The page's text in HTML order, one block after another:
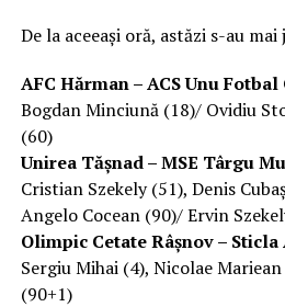
De la aceeași oră, astăzi s-au
AFC Hărman – ACS Unu
Bogdan Minciună (18)/ Ovidiu
(60)
Unirea Tăşnad – MSE Târgu
Cristian Szekely (51), Denis
Angelo Cocean (90)/ Ervin
Olimpic Cetate Râşnov –
Sergiu Mihai (4), Nicolae
(90+1)